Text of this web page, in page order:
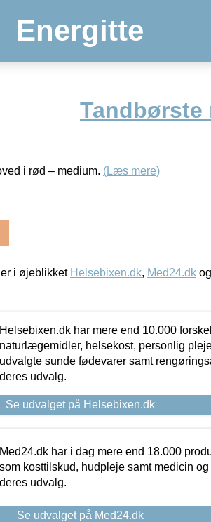
Energitte
Tandbørste
i rød – medium. (Læs mere)
i øjeblikket Helsebixen.dk, Med24.dk og
Helsebixen.dk har mere end 10.000
naturlægemidler, helsekost, personlig
udvalgte sunde fødevarer samt
deres udvalg.
Se udvalget på Helsebixen.dk
Med24.dk har i dag mere end 18.000
som kosttilskud, hudpleje samt medicin
deres udvalg.
Se udvalget på Med24.dk